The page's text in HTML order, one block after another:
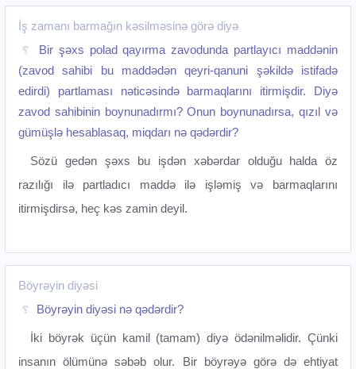
İş zamanı barmağın kəsilməsinə görə diyə
Bir şəxs polad qayırma zavodunda partlayıcı maddənin
(zavod sahibi bu maddədən qeyri-qanuni şəkildə istifadə
edirdi) partlaması nəticəsində barmaqlarını itirmişdir. Diyə
zavod sahibinin boynunadırmı? Onun boynunadırsa, qızıl və
gümüşlə hesablasaq, miqdarı nə qədərdir?
Sözü gedən şəxs bu işdən xəbərdar olduğu halda öz
razılığı ilə partladıcı maddə ilə işləmiş və barmaqlarını
itirmişdirsə, heç kəs zamin deyil.
Böyrəyin diyəsi
Böyrəyin diyəsi nə qədərdir?
İki böyrək üçün kamil (tamam) diyə ödənilməlidir. Çünki
insanın ölümünə səbəb olur. Bir böyrəyə görə də ehtiyat